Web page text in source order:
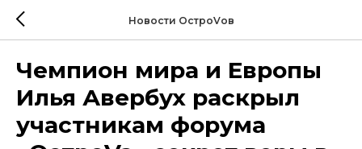
Новости ОстроVов
Чемпион мира и Европы
Илья Авербух раскрыл
участникам форума